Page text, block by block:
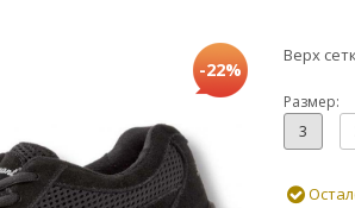
-22%
Верх
Размер:
3